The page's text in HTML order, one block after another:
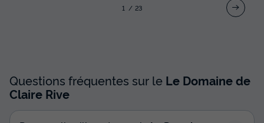
1 23
Questions fréquentes sur le Le Domaine de
Claire Rive